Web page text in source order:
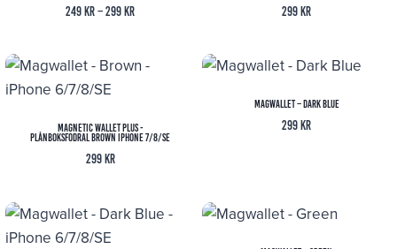
249 kr–299 krPrisintervall:
299 kr
299 kr
Magnetic Wallet Plus -
Plånboksfodral Brown iPhone 7/8/SE
299 kr
Magwallet – Dark Blue
299 kr